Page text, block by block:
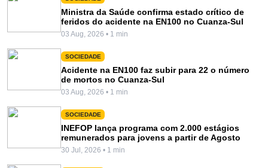
Ministra da Saúde confirma estado crítico de
feridos do acidente na EN100 no Cuanza-Sul
03 Aug, 2026 • 1 min
SOCIEDADE
Acidente na EN100 faz subir para 22 o número
de mortos no Cuanza-Sul
03 Aug, 2026 • 1 min
SOCIEDADE
INEFOP lança programa com 2.000 estágios
remunerados para jovens a partir de Agosto
30 Jul, 2026 • 1 min